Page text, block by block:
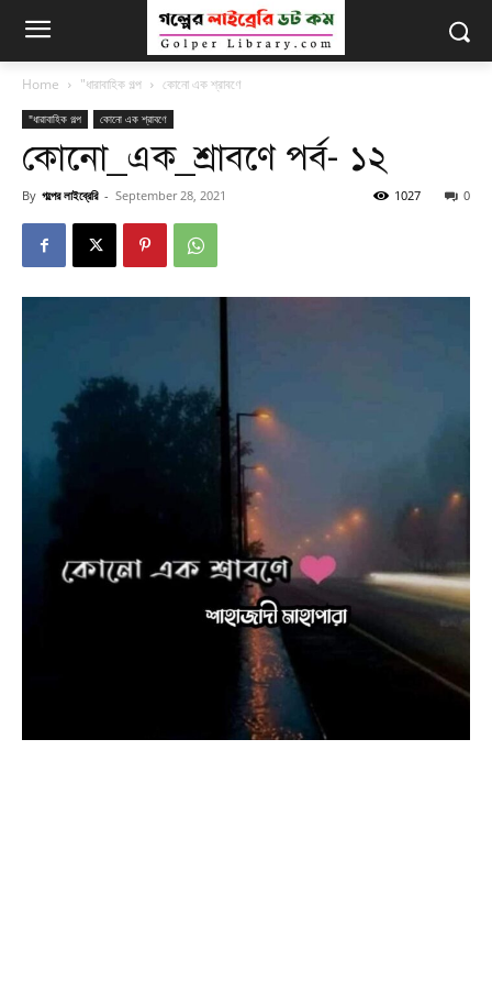
Home "ধারাবাহিক গল্প কোনো এক শ্রাবণে
"ধারাবাহিক গল্প কোনো এক শ্রাবণে
কোনো_এক_শ্রাবণে পর্ব- ১২
By গল্পের লাইব্রেরি - September 28, 2021 0
1027